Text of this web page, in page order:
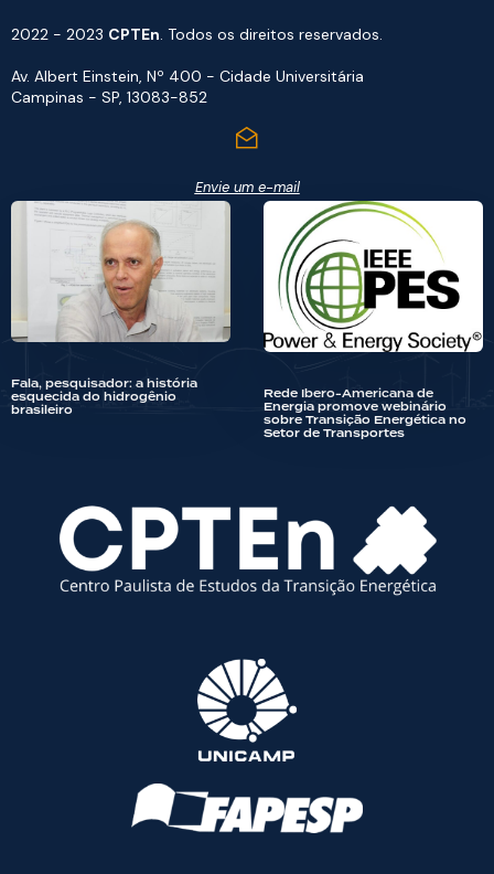
2022 - 2023 CPTEn. Todos os direitos reservados.
Av. Albert Einstein, Nº 400 - Cidade Universitária
Campinas - SP, 13083-852
Envie um e-mail
Fala, pesquisador: a história
esquecida do hidrogênio
brasileiro
Rede Ibero-Americana de
Energia promove webinário
sobre Transição Energética no
Setor de Transportes